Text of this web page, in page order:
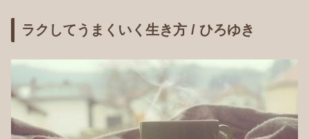
ラクしてうまくいく生き方 / ひろゆき